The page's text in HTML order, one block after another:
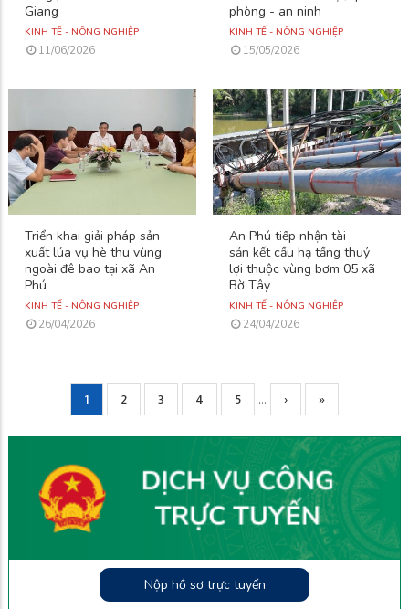
Giang
KINH TẾ - NÔNG NGHIỆP
11/06/2026
phòng - an ninh
KINH TẾ - NÔNG NGHIỆP
15/05/2026
Triển khai giải pháp sản
xuất lúa vụ hè thu vùng
ngoài đê bao tại xã An
Phú
KINH TẾ - NÔNG NGHIỆP
26/04/2026
An Phú tiếp nhận tài
sản kết cầu hạ tầng thuỷ
lợi thuộc vùng bơm 05 xã
Bờ Tây
KINH TẾ - NÔNG NGHIỆP
24/04/2026
PaginationCurrent
page
1 Page
2 Page
3 Page
4 Page
5 …
Next
page
›
Trang
cuối
»
Nộp hồ sơ trực tuyến